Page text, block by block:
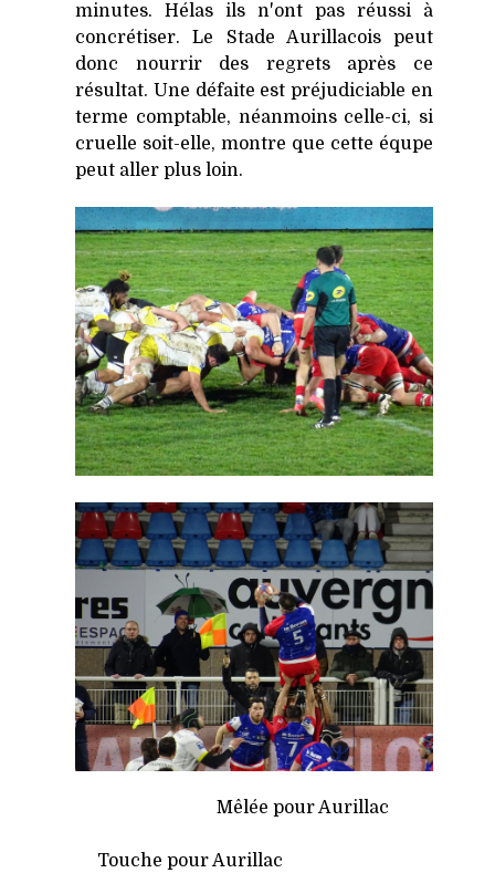
minutes. Hélas ils n'ont pas réussi à
concrétiser. Le Stade Aurillacois peut
donc nourrir des regrets après ce
résultat. Une défaite est préjudiciable en
terme comptable, néanmoins celle-ci, si
cruelle soit-elle, montre que cette équpe
peut aller plus loin.
Mêlée pour Aurillac
Touche pour Aurillac